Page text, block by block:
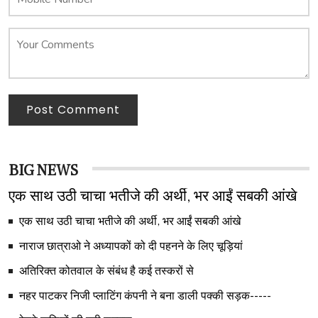
Post Comment
BIG NEWS
एक साथ उठी चाचा भतीजे की अर्थी, भर आईं सबकी आंखे
एक साथ उठी चाचा भतीजे की अर्थी, भर आईं सबकी आंखे
नाराज छात्राओ ने अध्यापकों को दी पहनने के लिए चूड़ियां
अतिरिक्त कोतवाल के संबंध है कई तस्करों से
नहर पाटकर निजी प्लाटिंग कंपनी ने बना डाली पक्की सड़क-----